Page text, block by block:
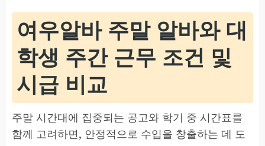
여우알바 주말 알바와 대
학생 주간 근무 조건 및
시급 비교
주말 시간대에 집중되는 공고와 학기 중 시간표를
함께 고려하면, 안정적으로 수입을 창출하는 데 도